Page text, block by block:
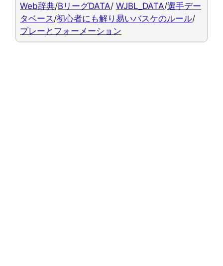
Web辞典/BリーグDATA/ WJBL_DATA/選手デー
タベース /初心者にも解り易いバスケのルール/
プレーとフォーメーション